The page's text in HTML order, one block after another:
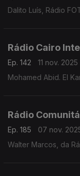
Dalito Luís, Rádio
Rádio Cairo
Ep. 142
11 nov. 2025
Mohamed Abid. El
Rádio
Ep. 185
07 nov.
Walter Marcos, da